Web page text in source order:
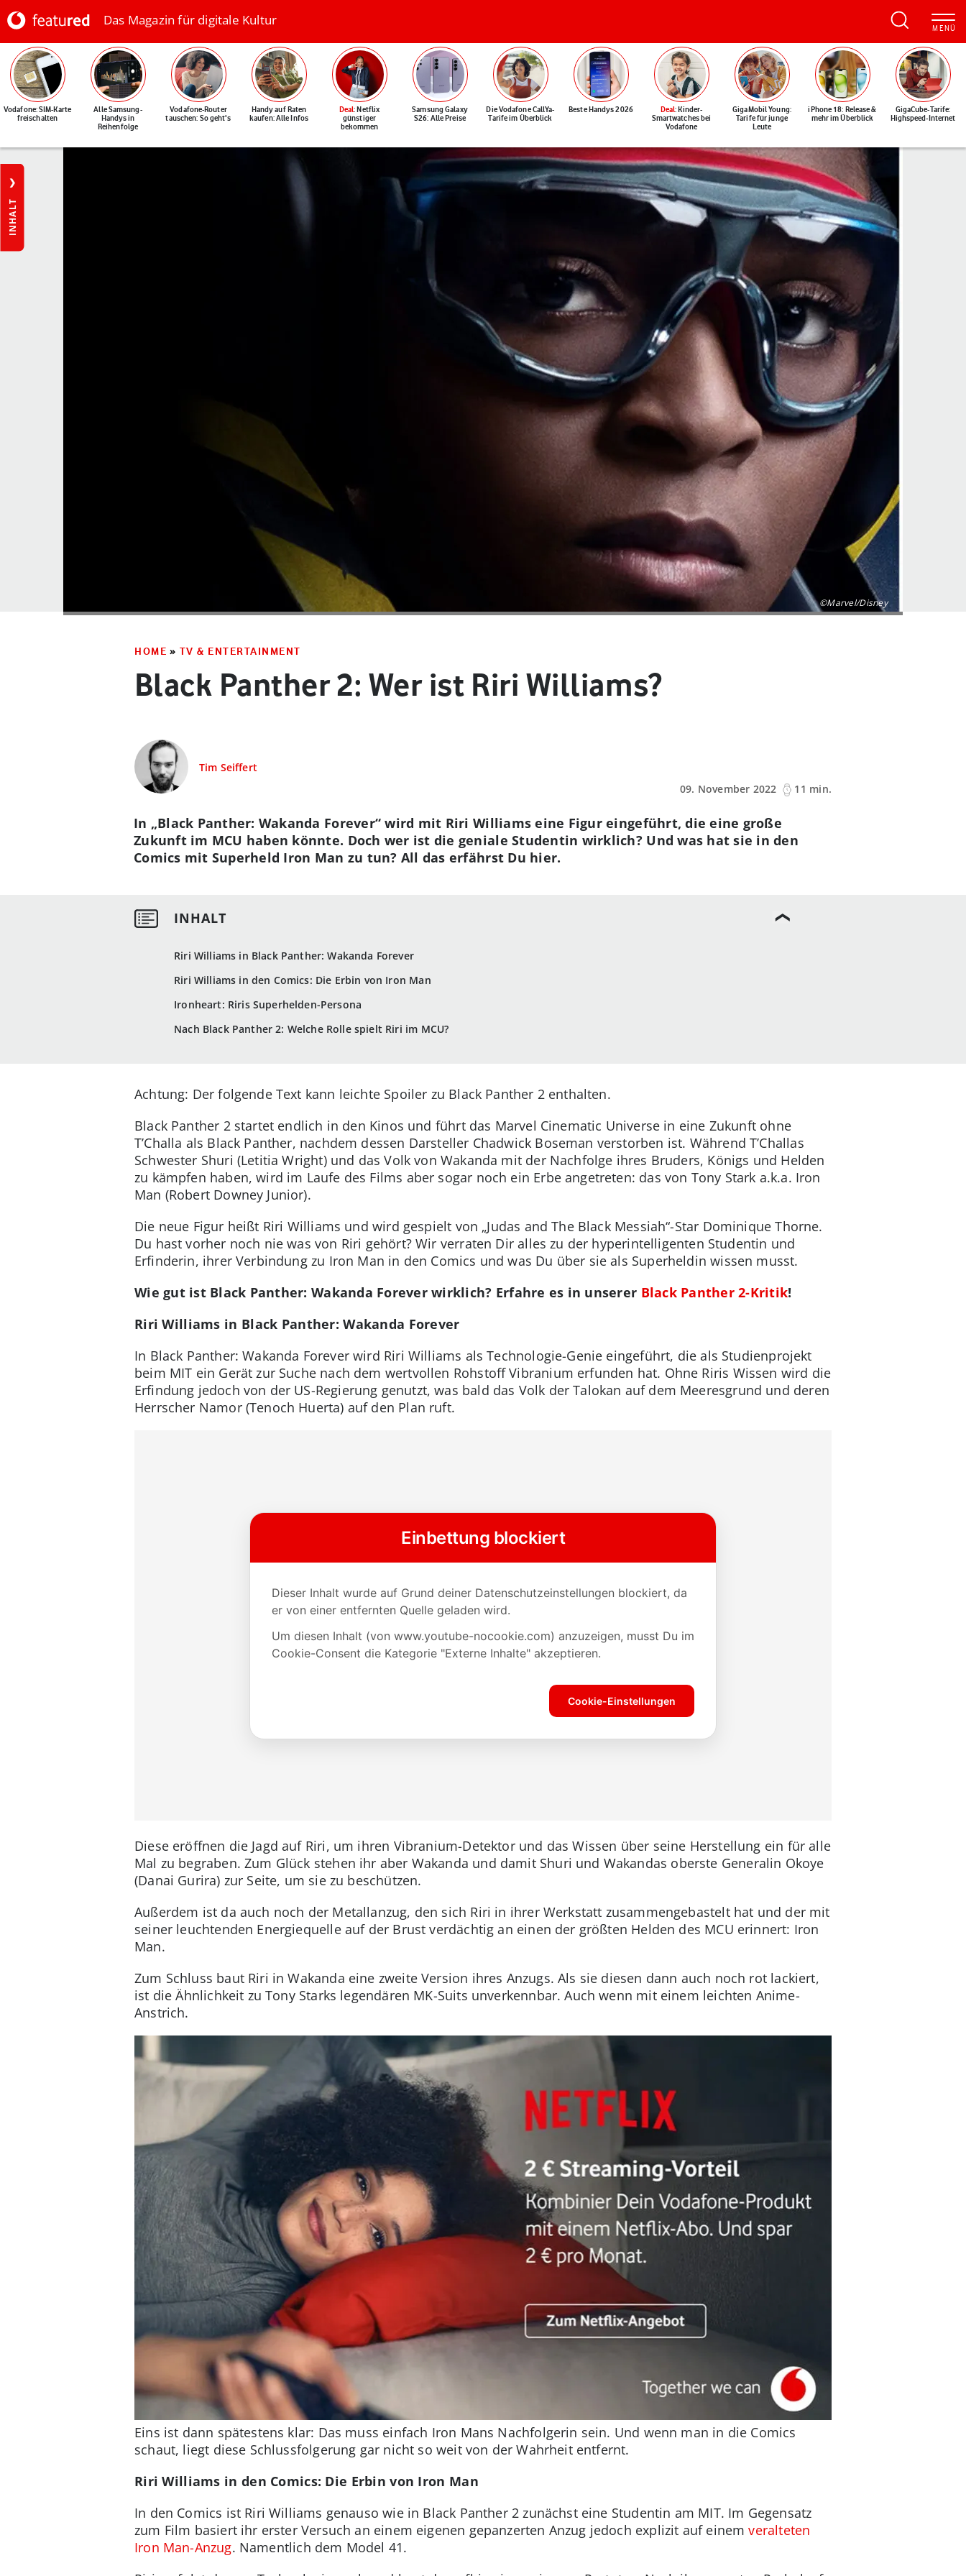
Das Magazin für digitale Kultur
Vodafone: SIM-Karte
freischalten
Alle Samsung-
Handys in
Reihenfolge
Vodafone-Router
tauschen: So geht's
Handy auf Raten
kaufen: Alle Infos
Deal: Netflix
günstiger
bekommen
Samsung Galaxy
S26: Alle Preise
Die Vodafone CallYa-
Tarife im Überblick
Beste Handys 2026 Deal: Kinder-
Smartwatches bei
Vodafone
GigaMobil Young:
Tarife für junge
Leute
iPhone 18: Release &
mehr im Überblick
GigaCube-Tarife:
Highspeed-Internet
INHALT
©Marvel/Disney
HOME » TV & ENTERTAINMENT
Black Panther 2: Wer ist Riri Williams?
Tim Seiffert
09. November 2022
11 min.
Riri Williams in Black Panther: Wakanda Forever
Riri Williams in den Comics: Die Erbin von Iron Man
Ironheart: Riris Superhelden-Persona
Nach Black Panther 2: Welche Rolle spielt Riri im MCU?
In „Black Panther: Wakanda Forever“ wird mit Riri Williams eine Figur eingeführt, die eine große
Zukunft im MCU haben könnte. Doch wer ist die geniale Studentin wirklich? Und was hat sie in den
Comics mit Superheld Iron Man zu tun? All das erfährst Du hier.
Achtung: Der folgende Text kann leichte Spoiler zu Black Panther 2 enthalten.
Black Panther 2 startet endlich in den Kinos und führt das Marvel Cinematic Universe in eine Zukunft ohne
T’Challa als Black Panther, nachdem dessen Darsteller Chadwick Boseman verstorben ist. Während T’Challas
Schwester Shuri (Letitia Wright) und das Volk von Wakanda mit der Nachfolge ihres Bruders, Königs und Helden
zu kämpfen haben, wird im Laufe des Films aber sogar noch ein Erbe angetreten: das von Tony Stark a.k.a. Iron
Man (Robert Downey Junior).
Die neue Figur heißt Riri Williams und wird gespielt von „Judas and The Black Messiah“-Star Dominique Thorne.
Du hast vorher noch nie was von Riri gehört? Wir verraten Dir alles zu der hyperintelligenten Studentin und
Erfinderin, ihrer Verbindung zu Iron Man in den Comics und was Du über sie als Superheldin wissen musst.
Wie gut ist Black Panther: Wakanda Forever wirklich? Erfahre es in unserer Black Panther 2-Kritik!
Riri Williams in Black Panther: Wakanda Forever
In Black Panther: Wakanda Forever wird Riri Williams als Technologie-Genie eingeführt, die als Studienprojekt
beim MIT ein Gerät zur Suche nach dem wertvollen Rohstoff Vibranium erfunden hat. Ohne Riris Wissen wird die
Erfindung jedoch von der US-Regierung genutzt, was bald das Volk der Talokan auf dem Meeresgrund und deren
Herrscher Namor (Tenoch Huerta) auf den Plan ruft.
Diese eröffnen die Jagd auf Riri, um ihren Vibranium-Detektor und das Wissen über seine Herstellung ein für alle
Mal zu begraben. Zum Glück stehen ihr aber Wakanda und damit Shuri und Wakandas oberste Generalin Okoye
(Danai Gurira) zur Seite, um sie zu beschützen.
Außerdem ist da auch noch der Metallanzug, den sich Riri in ihrer Werkstatt zusammengebastelt hat und der mit
seiner leuchtenden Energiequelle auf der Brust verdächtig an einen der größten Helden des MCU erinnert: Iron
Man.
Zum Schluss baut Riri in Wakanda eine zweite Version ihres Anzugs. Als sie diesen dann auch noch rot lackiert,
ist die Ähnlichkeit zu Tony Starks legendären MK-Suits unverkennbar. Auch wenn mit einem leichten Anime-
Anstrich.
Eins ist dann spätestens klar: Das muss einfach Iron Mans Nachfolgerin sein. Und wenn man in die Comics
schaut, liegt diese Schlussfolgerung gar nicht so weit von der Wahrheit entfernt.
Riri Williams in den Comics: Die Erbin von Iron Man
In den Comics ist Riri Williams genauso wie in Black Panther 2 zunächst eine Studentin am MIT. Im Gegensatz
zum Film basiert ihr erster Versuch an einem eigenen gepanzerten Anzug jedoch explizit auf einem veralteten
Iron Man-Anzug. Namentlich dem Model 41.